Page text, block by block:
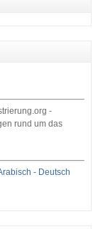
-
rund um das
- Deutsch